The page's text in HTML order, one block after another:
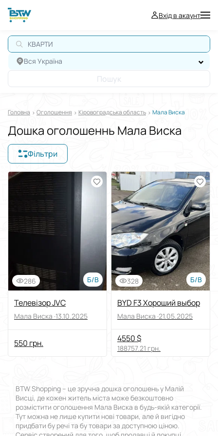
Вхід в акаунт
КВАРТИР
Вся Україна
Пошук
Головна Оголошення Кіровоградська область Мала Виска
Дошка оголошеннь Мала Виска
Фільтри
Відображати в $€₴
Сортувати за
Виберіть групу категорій
Від До
Стан
Застосувати
Скинути все
286 Б/В
Телевізор JVC
Мала Виска ·13.10.2025
550 грн.
328 Б/В
BYD F3 Хороший выбор
Мала Виска ·21.05.2025
4550 $
188757.21 грн.
BTW Shopping – це зручна дошка оголошень у Малій
Висці, де кожен житель міста може безкоштовно
розмістити оголошення Мала Виска в будь-якій категорії.
Тут можна не лише купити нові товари, але й вигідно
придбати бу речі та бу товари за доступною ціною.